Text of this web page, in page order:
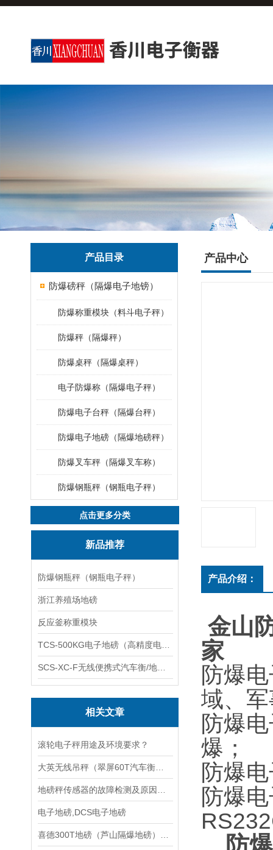
产品目录
防爆磅秤（隔爆电子地镑）
防爆称重模块（料斗电子秤）
防爆秤（隔爆秤）
防爆桌秤（隔爆桌秤）
电子防爆称（隔爆电子秤）
防爆电子台秤（隔爆台秤）
防爆电子地磅（隔爆地磅秤）
防爆叉车秤（隔爆叉车称）
防爆钢瓶秤（钢瓶电子秤）
点击更多分类
新品推荐
防爆钢瓶秤（钢瓶电子秤）
浙江养殖场地磅
反应釜称重模块
相关文章
滚轮电子秤用途及环境要求？
电子地磅,DCS电子地磅
产品中心
产品介绍：
金山
家
防爆
域、
防爆
爆；
防爆
防爆